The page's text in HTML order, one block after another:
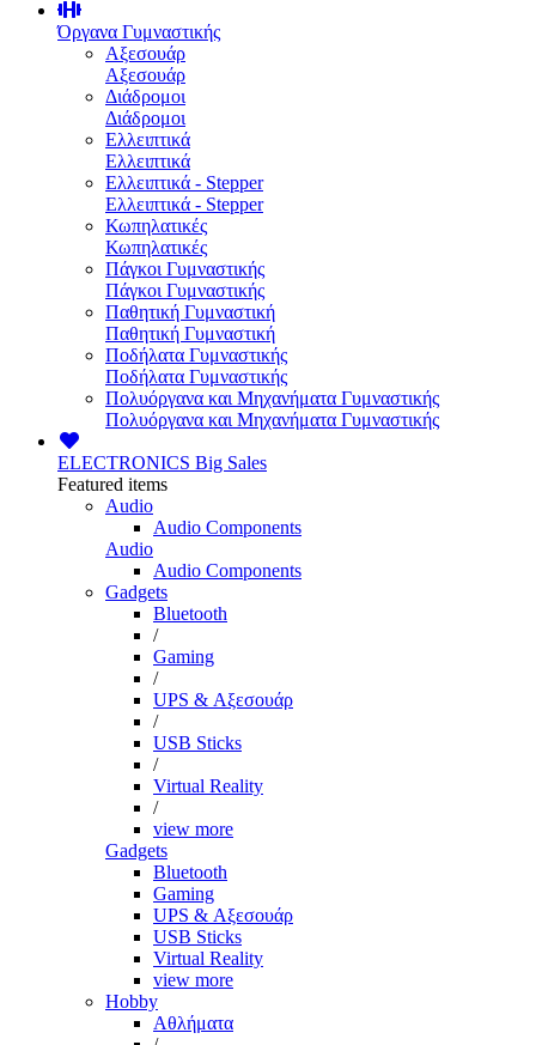
Όργανα Γυμναστικής
Αξεσουάρ
Αξεσουάρ
Διάδρομοι
Διάδρομοι
Ελλειπτικά
Ελλειπτικά
Ελλειπτικά - Stepper
Ελλειπτικά - Stepper
Κωπηλατικές
Κωπηλατικές
Πάγκοι Γυμναστικής
Πάγκοι Γυμναστικής
Παθητική Γυμναστική
Παθητική Γυμναστική
Ποδήλατα Γυμναστικής
Ποδήλατα Γυμναστικής
Πολυόργανα και Μηχανήματα Γυμναστικής
Πολυόργανα και Μηχανήματα Γυμναστικής
ELECTRONICS Big Sales
Featured items
Audio
Audio Components
Audio
Audio Components
Gadgets
Bluetooth
/
Gaming
/
UPS & Αξεσουάρ
/
USB Sticks
/
Virtual Reality
/
view more
Gadgets
Bluetooth
Gaming
UPS & Αξεσουάρ
USB Sticks
Virtual Reality
view more
Hobby
Αθλήματα